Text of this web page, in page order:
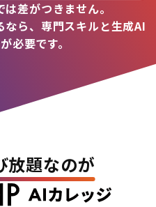
差がつきません。
ら、専門スキルと生成AI
必要です。
放題なのが